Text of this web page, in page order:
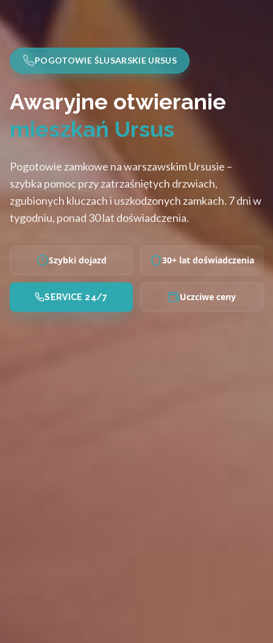
POGOTOWIE ŚLUSARSKIE URSUS
Awaryjne otwieranie
mieszkań Ursus
Pogotowie zamkowe na warszawskim Ursusie –
szybka pomoc przy zatrzaśniętych drzwiach,
zgubionych kluczach i uszkodzonych zamkach. 7 dni w
tygodniu, ponad 30 lat doświadczenia.
Szybki dojazd 30+ lat doświadczenia
SERVICE 24/7 Uczciwe ceny